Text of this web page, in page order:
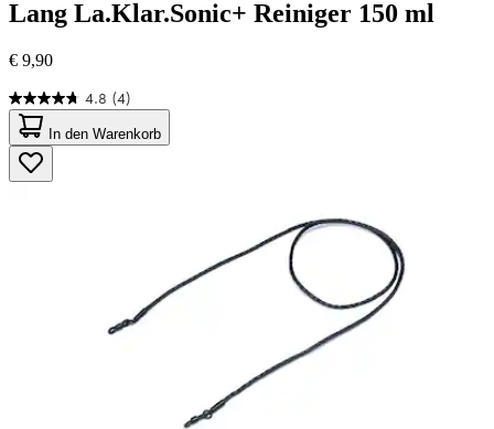
Lang La.Klar.Sonic+ Reiniger 150 ml
€ 9,90
4.8 (4)
4.8
von
5
Sternen.
4
In den Warenkorb